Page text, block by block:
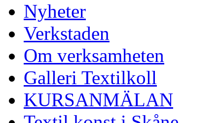
Nyheter
Verkstaden
Om verksamheten
Galleri Textilkoll
KURSANMÄLAN